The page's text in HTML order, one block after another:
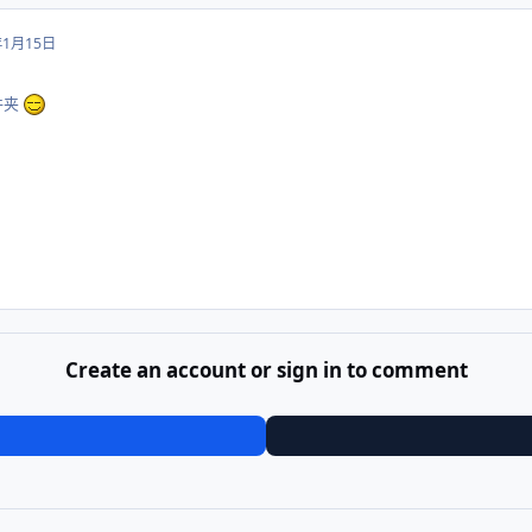
月15日
Create an account or sign in to comment